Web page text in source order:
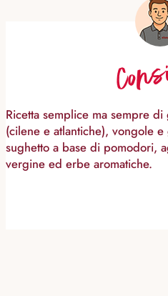
Ricetta semplice ma sempre
(cilene e atlantiche), vongole
sughetto a base di pomodori,
vergine ed erbe aromatiche.